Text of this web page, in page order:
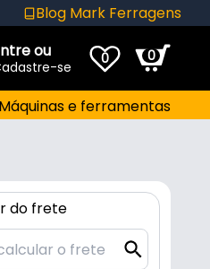
Blog Mark Ferragens
ou
se 0 0
Máquinas e ferramentas
do frete